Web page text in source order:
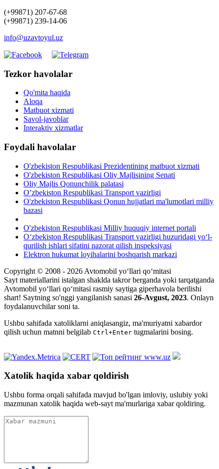
(+99871) 207-67-68
(+99871) 239-14-06
info@uzavtoyul.uz
Tezkor havolalar
Qo'mita haqida
Aloqa
Matbuot xizmati
Savol-javoblar
Interaktiv xizmatlar
Foydali havolalar
O'zbekiston Respublikasi Prezidentining matbuot xizmati
O'zbekiston Respublikasi Oliy Majlisining Senati
Oliy Majlis Qonunchilik palatasi
O’zbekiston Respublikasi Transport vazirligi
O'zbekiston Respublikasi Qonun hujjatlari ma'lumotlari milliy
bazasi
O'zbekiston Respublikasi Milliy huquqiy internet portali
O‘zbekiston Respublikasi Transport vazirligi huzuridagi yo‘l-
qurilish ishlari sifatini nazorat qilish inspeksiyasi
Elektron hukumat loyihalarini boshqarish markazi
Copyright © 2008 - 2026 Avtomobil yo‘llari qo‘mitasi
Sayt materiallarini istalgan shaklda takror berganda yoki tarqatganda
Avtomobil yo‘llari qo‘mitasi rasmiy saytiga giperhavola berilishi
shart! Saytning so'nggi yangilanish sanasi 26-Avgust, 2023. Onlayn
foydalanuvchilar soni ta.
Ushbu sahifada xatoliklarni aniqlasangiz, ma'muriyatni xabardor
qilish uchun matnni belgilab Ctrl+Enter tugmalarini bosing.
Xatolik haqida xabar qoldirish
Ushbu forma orqali sahifada mavjud bo'lgan imloviy, uslubiy yoki
mazmunan xatolik haqida web-sayt ma'murlariga xabar qoldiring.